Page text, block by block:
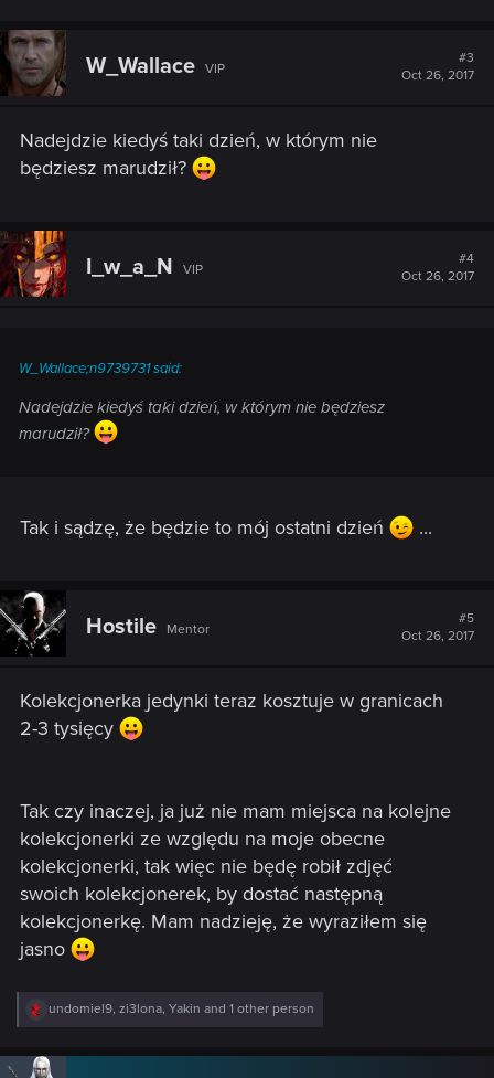
W_Wallace VIP
#3
Oct 26, 2017
Nadejdzie kiedyś taki dzień, w którym nie
będziesz marudził?
I_w_a_N VIP
#4
Oct 26, 2017
W_Wallace;n9739731 said:
Nadejdzie kiedyś taki dzień, w którym nie będziesz
marudził?
Tak i sądzę, że będzie to mój ostatni dzień ...
Hostile Mentor
#5
Oct 26, 2017
Kolekcjonerka jedynki teraz kosztuje w granicach
2-3 tysięcy
Tak czy inaczej, ja już nie mam miejsca na kolejne
kolekcjonerki ze względu na moje obecne
kolekcjonerki, tak więc nie będę robił zdjęć
swoich kolekcjonerek, by dostać następną
kolekcjonerkę. Mam nadzieję, że wyraziłem się
jasno
R
e
c
undomiel9, zi3lona, Yakin and 1 other person